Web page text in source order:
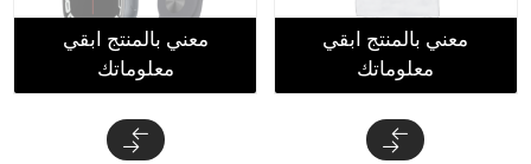
معني بالمنتج ابقي
معلوماتك
معني بالمنتج ابقي
معلوماتك